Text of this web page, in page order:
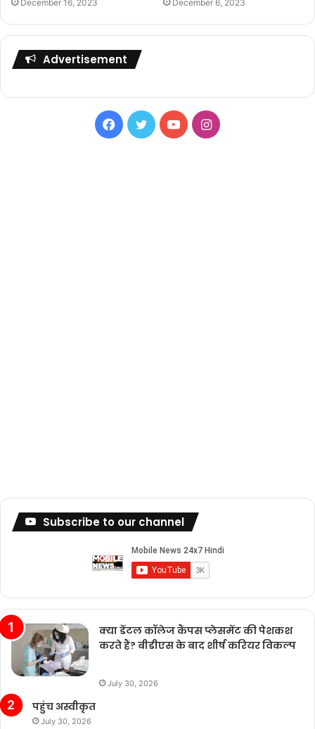
December 16, 2023 December 6, 2023
Advertisement
Facebook
TwitterYouTubeInstagram
Subscribe to our channel
क्या डेंटल कॉलेज कैंपस प्लेसमेंट की पेशकश
करते हैं? बीडीएस के बाद शीर्ष करियर विकल्प
July 30, 2026
पहुंच अस्वीकृत
July 30, 2026